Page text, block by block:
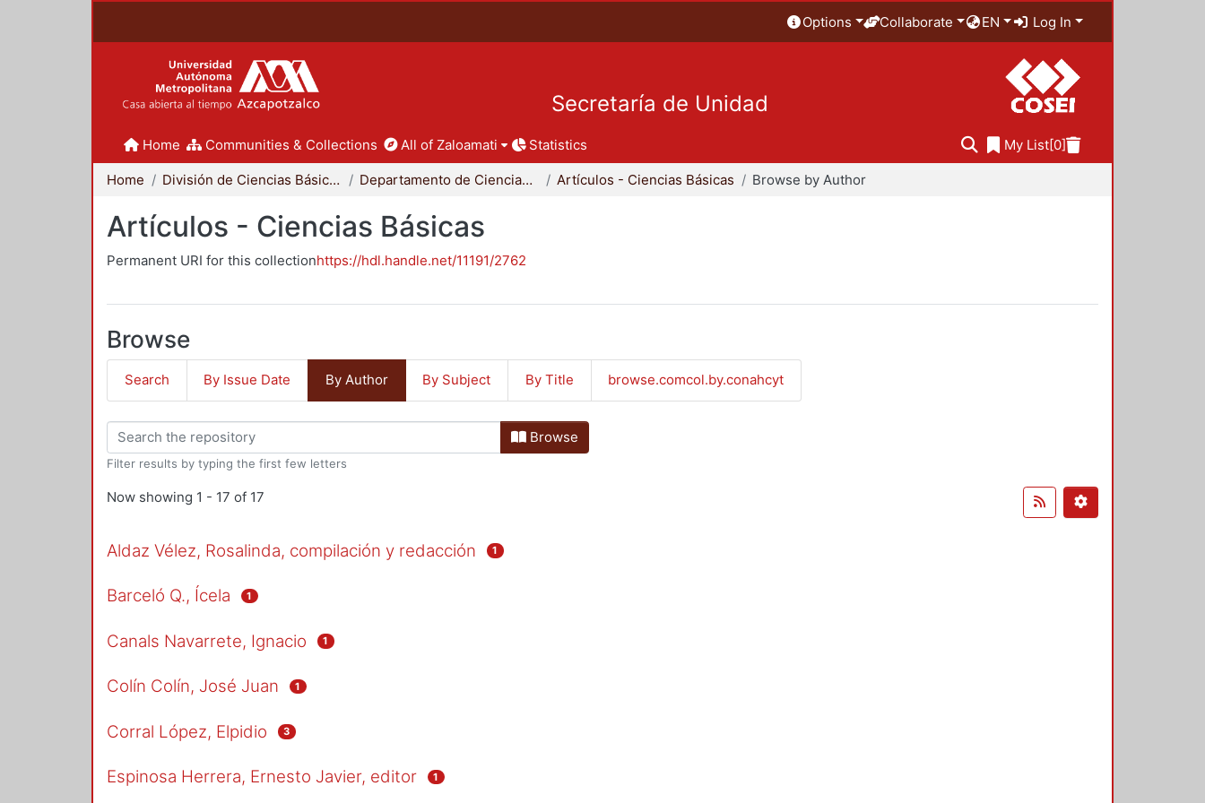
Options Collaborate EN Log In
Secretaría de Unidad
Home Communities & Collections All of Zaloamati Statistics My List[0]
Home División de Ciencias Básicas e Ingeniería Departamento de Ciencias Básicas Artículos - Ciencias Básicas Browse by Author
Artículos - Ciencias Básicas
Permanent URI for this collectionhttps://hdl.handle.net/11191/2762
Browse
Search By Issue Date By Author By Subject By Title browse.comcol.by.conahcyt
Browse
Filter results by typing the first few letters
Now showing 1 - 17 of 17
Aldaz Vélez, Rosalinda, compilación y redacción 1
Barceló Q., Ícela 1
Canals Navarrete, Ignacio 1
Colín Colín, José Juan 1
Corral López, Elpidio 3
Espinosa Herrera, Ernesto Javier, editor 1